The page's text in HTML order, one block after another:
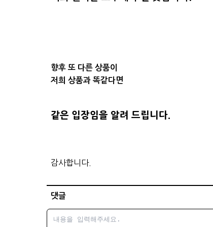
향후 또 다른 상품이
저희 상품과 똑같다면
같은 입장임을 알려 드립니다.
감사합니다.
댓글